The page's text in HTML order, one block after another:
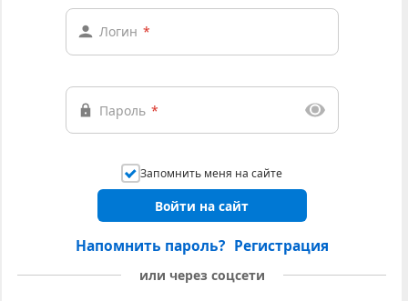
Логин *
Пароль *
Запомнить меня на сайте
Войти на сайт
Напомнить пароль? Регистрация
или через соцсети